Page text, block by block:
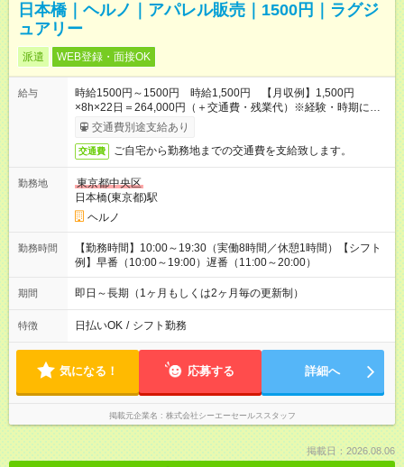
日本橋｜ヘルノ｜アパレル販売｜1500円｜ラグジ
ュアリー
派遣 WEB登録・面接OK
給与
時給1500円～1500円 時給1,500円 【月収例】1,500円
×8h×22日＝264,000円（＋交通費・残業代）※経験・時期に応
じて時給変動が御座います。
交通費別途支給あり
交通費 ご自宅から勤務地までの交通費を支給致します。
勤務地
東京都中央区
日本橋(東京都)駅
ヘルノ
勤務時間
【勤務時間】10:00～19:30（実働8時間／休憩1時間）【シフト
例】早番（10:00～19:00）遅番（11:00～20:00）
期間 即日～長期（1ヶ月もしくは2ヶ月毎の更新制）
特徴 日払いOK / シフト勤務
気になる！ 応募する 詳細へ
掲載元企業名 株式会社シーエーセールススタッフ
掲載日：2026.08.06